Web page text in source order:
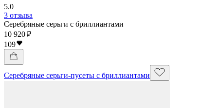
5.0
3 отзыва
Серебряные серьги с бриллиантами
10 920 ₽
109
Серебряные серьги-пусеты с бриллиантами